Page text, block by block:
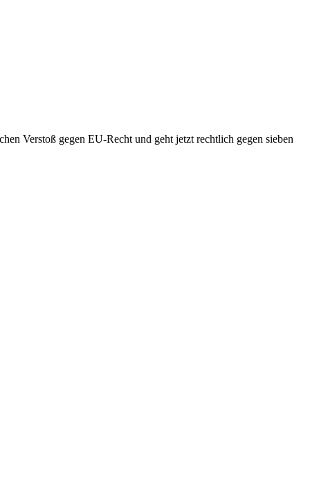
Verstoß gegen EU-Recht und geht jetzt rechtlich gegen sieben